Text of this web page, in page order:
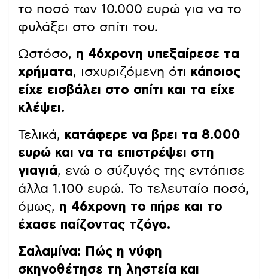
το ποσό των 10.000 ευρώ για να το
φυλάξει στο σπίτι του.
Ωστόσο, η 46χρονη υπεξαίρεσε τα
χρήματα, ισχυριζόμενη ότι κάποιος
είχε εισβάλει στο σπίτι και τα είχε
κλέψει.
Τελικά, κατάφερε να βρει τα 8.000
ευρώ και να τα επιστρέψει στη
γιαγιά, ενώ ο σύζυγός της εντόπισε
άλλα 1.100 ευρώ. Το τελευταίο ποσό,
όμως, η 46χρονη το πήρε και το
έχασε παίζοντας τζόγο.
Σαλαμίνα: Πώς η νύφη
σκηνοθέτησε τη ληστεία και